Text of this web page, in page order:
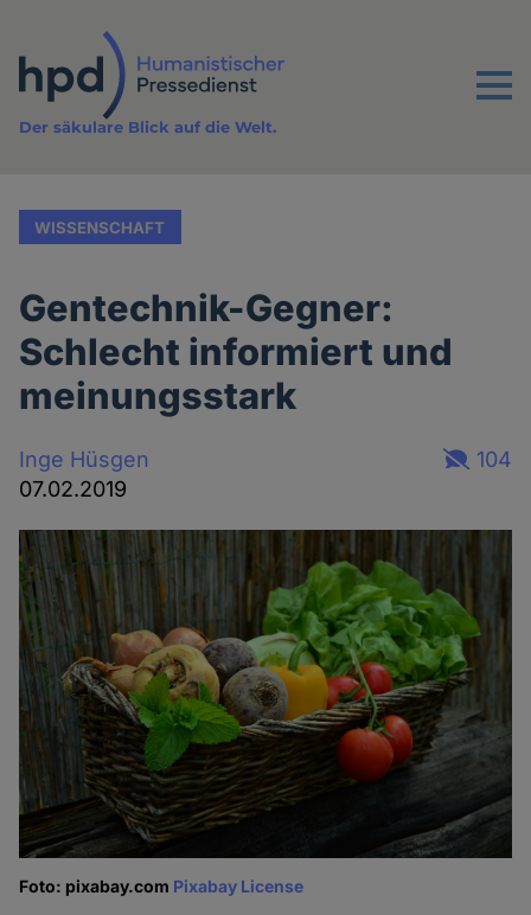
Inhalt
Menu
Der säkulare Blick auf die Welt.
WISSENSCHAFT
Gentechnik-Gegner:
Schlecht informiert und
meinungsstark
Inge Hüsgen
07.02.2019
104
Foto: pixabay.com Pixabay License